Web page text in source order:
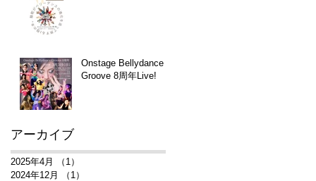
Onstage Bellydance
Groove 8周年Live!
アーカイブ
2025年4月 （1）
2024年12月
（1）